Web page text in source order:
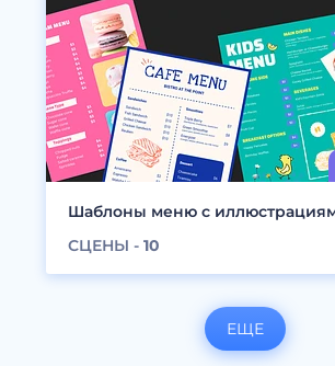
Шаблоны меню с
СЦЕНЫ - 10
ЕЩЕ